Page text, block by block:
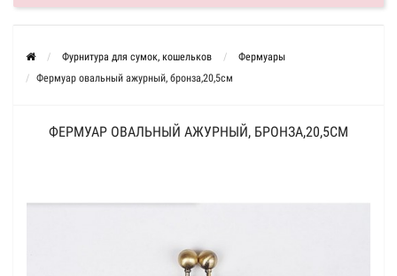
Фурнитура для сумок, кошельков
Фермуары
Фермуар овальный ажурный, бронза,20,5см
ФЕРМУАР ОВАЛЬНЫЙ АЖУРНЫЙ, БРОНЗА,20,5СМ